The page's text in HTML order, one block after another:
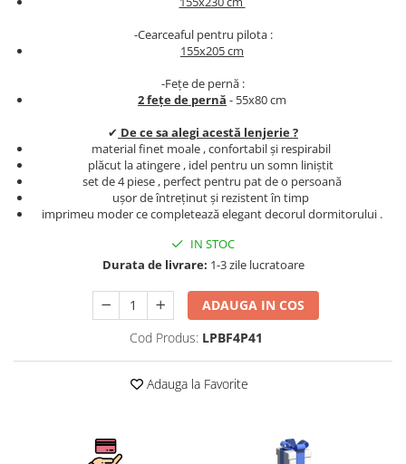
Artificiala De Iepure, 6 Piese, 2
Persoane
Set Lenjerie De Pat, 7 Piese, Cu
Pilota / Cuvertura Inclusa
Set Lenjerie De Pat Jacquard Regal,
11 Piese, Cuvertura Inclusa
Lenjerii Damasc Egiptean King Size
Lenjerii De Pat, Finet Premium, 1
Lenjerii De Pat Damasc 1 Persoana
Lenjerii De Pat, Imprimeu 3D, 1
Persoana
-Cearceaful pentru pilota :
155x205 cm
-Fețe de pernă :
2 fețe de pernă - 55x80 cm
✔ De ce sa alegi acestă lenjerie ?
material finet moale , confortabil și respirabil
plăcut la atingere , idel pentru un somn liniștit
set de 4 piese , perfect pentru pat de o persoană
ușor de întreținut și rezistent în timp
imprimeu moder ce completează elegant decorul dormitorului .
IN STOC
Durata de livrare: 1-3 zile lucratoare
ADAUGA IN COS
Cod Produs: LPBF4P41
Adauga la Favorite